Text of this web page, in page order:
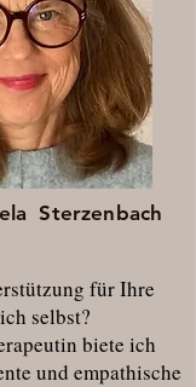
Sterzenbach
für Ihre
selbst?
biete ich
und empathische